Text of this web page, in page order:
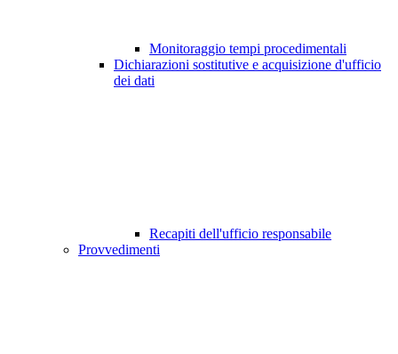
Monitoraggio tempi procedimentali
Dichiarazioni sostitutive e acquisizione d'ufficio
dei dati
Recapiti dell'ufficio responsabile
Provvedimenti